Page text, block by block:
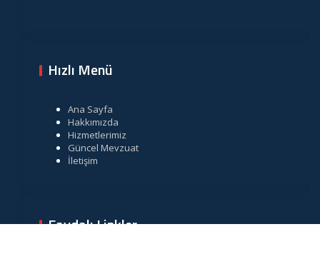
Hızlı Menü
Ana Sayfa
Hakkımızda
Hizmetlerimiz
Güncel Mevzuat
İletişim
Faydalı Linkler